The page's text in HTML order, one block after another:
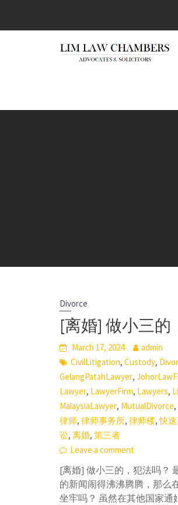
Divorce
[离婚] 做小三的
March 17, 2024
admin
CivilLitigation,Custody,
GelangPatahLawyer,
Lawyer, LawyerFirm, Lawyers,
MalaysiaLawyer, MutualDivorce,
律师,律师事务所,律师楼,快
讼,离婚,第三者
Leave a comment
[离婚] 做小三的，犯法吗？
的新闻闹得沸沸腾腾，那么
坐牢吗？ 虽然在其他国家